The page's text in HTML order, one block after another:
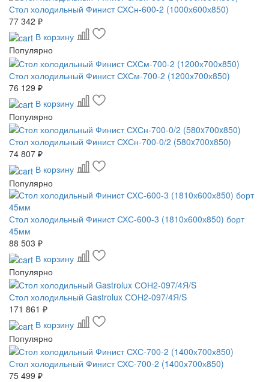
Стол холодильный Финист СХСн-600-2 (1000х600х850)
77 342 ₽
В корзину
Популярно
Стол холодильный Финист СХСм-700-2 (1200х700х850)
76 129 ₽
В корзину
Популярно
Стол холодильный Финист СХСн-700-0/2 (580x700x850)
74 807 ₽
В корзину
Популярно
Стол холодильный Финист СХС-600-3 (1810х600х850) борт
45мм
88 503 ₽
В корзину
Популярно
Стол холодильный Gastrolux СОН2-097/4Я/S
171 861 ₽
В корзину
Популярно
Стол холодильный Финист СХС-700-2 (1400х700х850)
75 499 ₽